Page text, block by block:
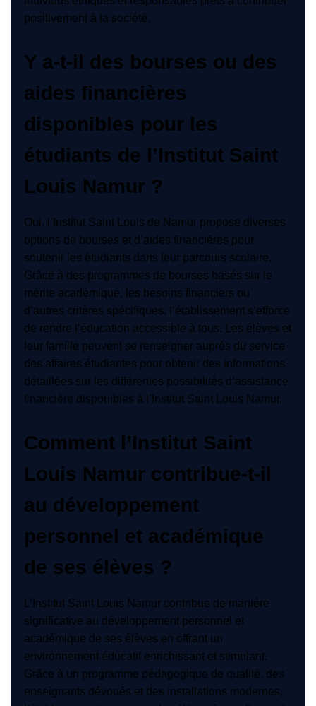
positivement à la société.
Y a-t-il des bourses ou des
aides financières
disponibles pour les
étudiants de l’Institut Saint
Louis Namur ?
Oui, l’Institut Saint Louis de Namur propose diverses
options de bourses et d’aides financières pour
soutenir les étudiants dans leur parcours scolaire.
Grâce à des programmes de bourses basés sur le
mérite académique, les besoins financiers ou
d’autres critères spécifiques, l’établissement s’efforce
de rendre l’éducation accessible à tous. Les élèves et
leur famille peuvent se renseigner auprès du service
des affaires étudiantes pour obtenir des informations
détaillées sur les différentes possibilités d’assistance
financière disponibles à l’Institut Saint Louis Namur.
Comment l’Institut Saint
Louis Namur contribue-t-il
au développement
personnel et académique
de ses élèves ?
L’Institut Saint Louis Namur contribue de manière
significative au développement personnel et
académique de ses élèves en offrant un
environnement éducatif enrichissant et stimulant.
Grâce à un programme pédagogique de qualité, des
enseignants dévoués et des installations modernes,